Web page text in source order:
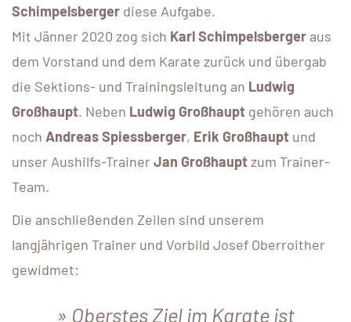
Schimpelsberger diese Aufgabe.
Mit Jänner 2020 zog sich Karl Schimpelsberger aus
dem Vorstand und dem Karate zurück und übergab
die Sektions- und Trainingsleitung an Ludwig
Großhaupt. Neben Ludwig Großhaupt gehören auch
noch Andreas Spiessberger, Erik Großhaupt und
unser Aushilfs-Trainer Jan Großhauptzum Trainer-
Team.
Die anschließenden Zeilen sind unserem
langjährigen Trainer und Vorbild Josef Oberroither
gewidmet:
Oberstes Ziel im Karate ist